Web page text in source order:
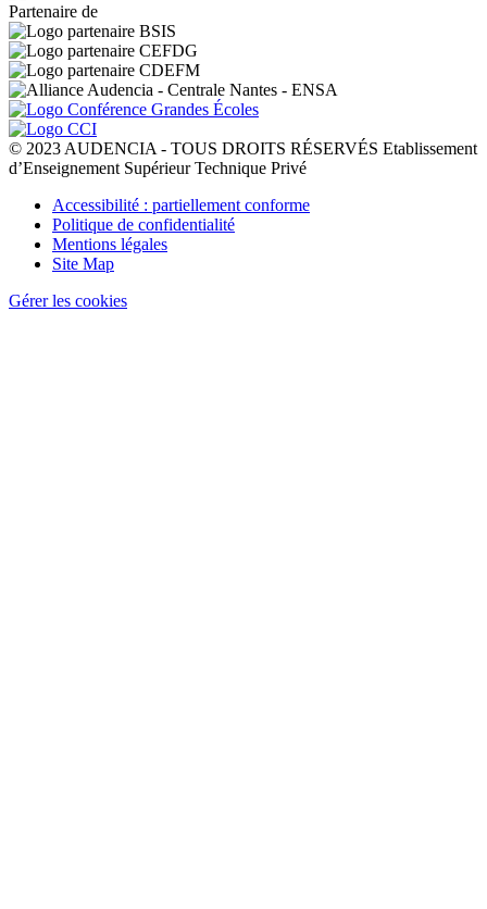
Partenaire de
© 2023 AUDENCIA - TOUS DROITS RÉSERVÉS Etablissement
d’Enseignement Supérieur Technique Privé
Pied
page
Accessibilité : partiellement conforme
Politique de confidentialité
Mentions légales
Site Map
Gérer les cookies